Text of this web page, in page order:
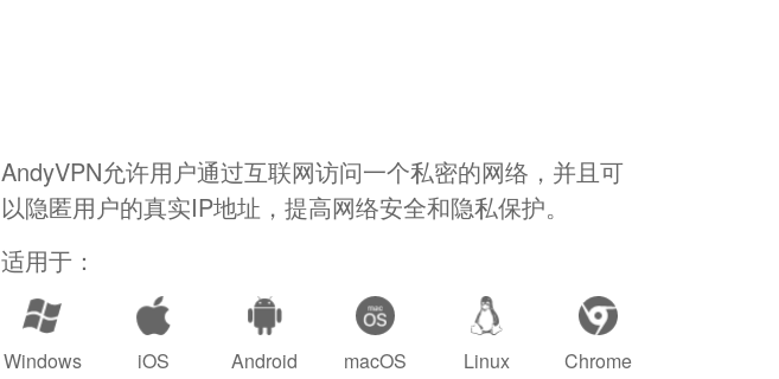
AndyVPN允许用户通过互联网访问一个私密的网络，并且可
以隐匿用户的真实IP地址，提高网络安全和隐私保护。
适用于：
Windows iOS Android macOS Linux Chrome